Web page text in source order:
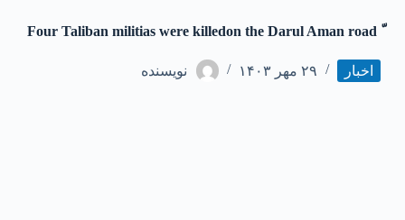
اخبار ۲۹ مهر ۱۴۰۳ نویسنده